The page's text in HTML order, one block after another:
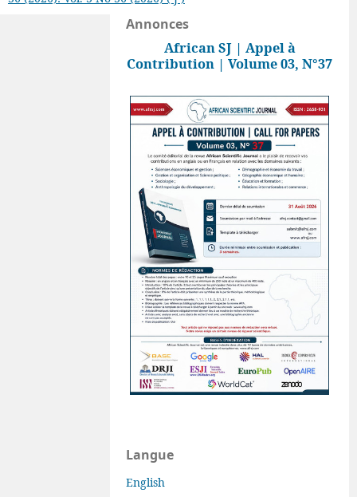
Annonces
African SJ | Appel à
Contribution | Volume 03, N°37
Langue
English